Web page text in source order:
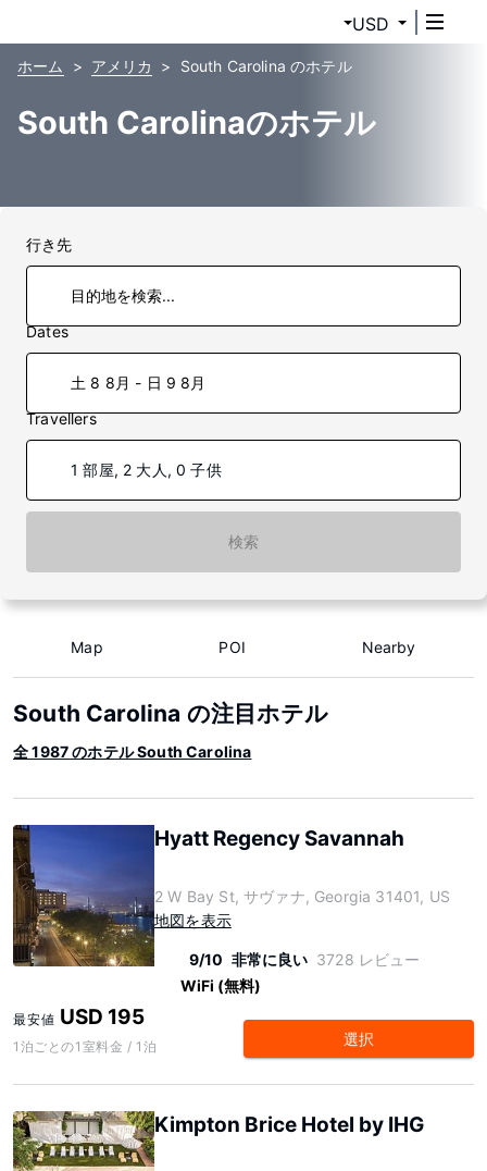
USD
ホーム アメリカ South Carolina のホテル
South Carolinaのホテル
行き先
Dates
土 8 8月 - 日 9 8月
Travellers
1 部屋, 2 大人, 0 子供
検索
Map POI Nearby
South Carolina の注目ホテル
全 1987 のホテル South Carolina
Hyatt Regency Savannah
2 W Bay St, サヴァナ, Georgia 31401, US
地図を表示
9/10 非常に良い 3728 レビュー
WiFi (無料)
最安値 USD 195
1泊ごとの1室料金 / 1泊 選択
Kimpton Brice Hotel by IHG